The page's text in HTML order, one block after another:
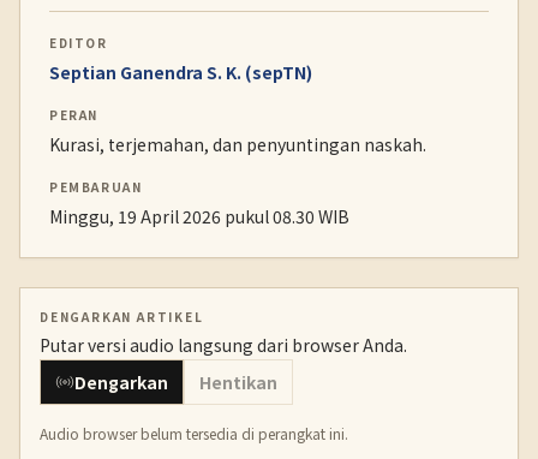
EDITOR
Septian Ganendra S. K. (sepTN)
PERAN
Kurasi, terjemahan, dan penyuntingan naskah.
PEMBARUAN
Minggu, 19 April 2026 pukul 08.30 WIB
DENGARKAN ARTIKEL
Putar versi audio langsung dari browser Anda.
Dengarkan
Hentikan
Audio browser belum tersedia di perangkat ini.